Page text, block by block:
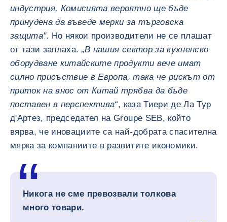
индустрия, Комисията вероятно ще бъде
принудена да въведе мерки за търговска
защита". Но някои производители не се плашат
от тази заплаха. „В нашия сектор за кухненско
оборудване китайските продукти вече имат
силно присъствие в Европа, така че рискът от
приток на внос от Китай трябва да бъде
поставен в перспектива“, каза Тиери де Ла Тур
д'Артез, председател на Groupe SEB, който
вярва, че иновациите са най-добрата спасителна
мярка за компаниите в развитите икономики.
Никога не сме превозвали толкова
много товари.